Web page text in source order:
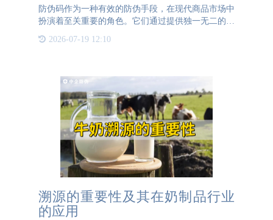
防伪码作为一种有效的防伪手段，在现代商品市场中
扮演着至关重要的角色。它们通过提供独一无二的商
下是防伪码工作原理的详细介绍。首先，防伪码是由
2026-07-19 12:10
溯源的重要性及其在奶制品行业
的应用